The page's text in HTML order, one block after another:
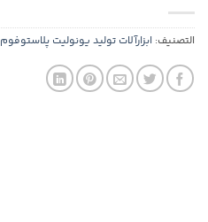
التصنيف: ابزارآلات تولید یونولیت پلاستوفوم